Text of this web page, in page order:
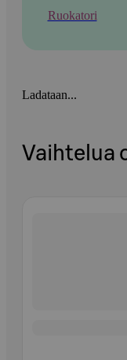
Ruokatori
Ladataan...
Vaihtelua